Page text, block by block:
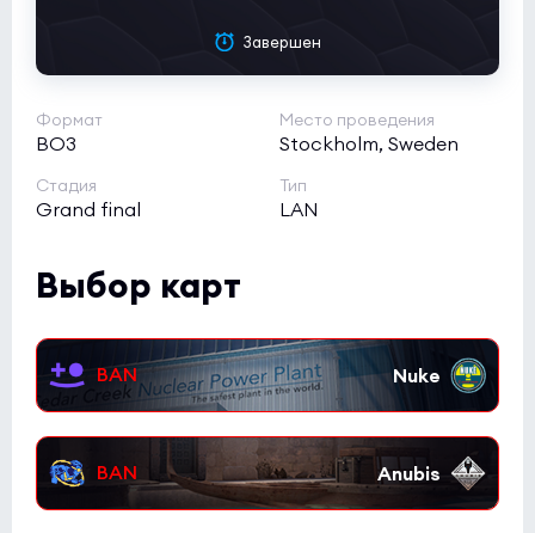
Завершен
Формат
BO3
Место проведения
Stockholm, Sweden
Стадия
Grand final
Тип
LAN
Выбор карт